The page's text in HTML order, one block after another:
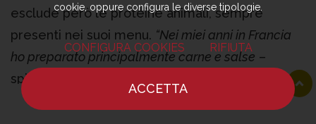
esclude però le proteine animali, sempre
presenti nei suoi menu. “Nei miei anni in Francia
ho preparato principalmente carne e salse –
spiega il cuoco piemontese –.
questi ingredienti è sempre e comunque una gioia!”.
cookie, oppure configura le diverse tipologie.
CONFIGURA COOKIES RIFIUTA
ACCETTA